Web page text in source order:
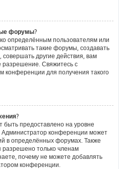
форумы?
определённым пользователям или
такие форумы, создавать
другие действия, вам
разрешение. Свяжитесь с
конференции для получения такого
предоставлено на уровне
конференции может
в определённых форумах. Также
разрешено только членам
почему не можете добавлять
конференции.